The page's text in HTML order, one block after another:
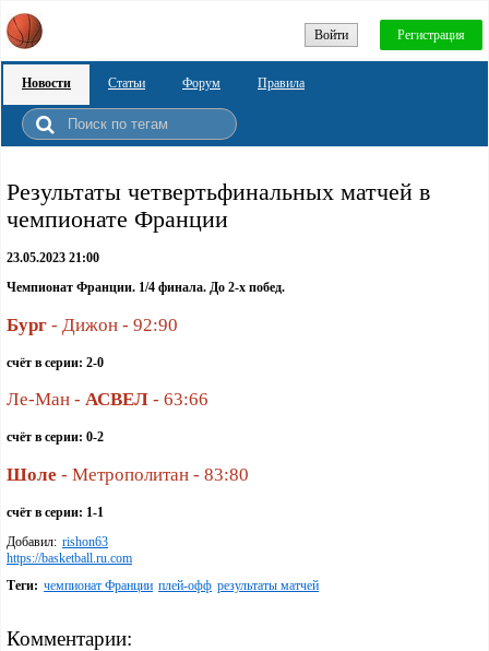
Войти Регистрация
Новости Статьи Форум Правила
Результаты четвертьфинальных матчей в
чемпионате Франции
23.05.2023 21:00
Чемпионат Франции. 1/4 финала. До 2-х побед.
Бург - Дижон - 92:90
счёт в серии: 2-0
Ле-Ман - АСВЕЛ - 63:66
счёт в серии: 0-2
Шоле - Метрополитан - 83:80
счёт в серии: 1-1
Добавил: rishon63
https://basketball.ru.com
Теги: чемпионат Франции плей-офф результаты матчей
Комментарии: